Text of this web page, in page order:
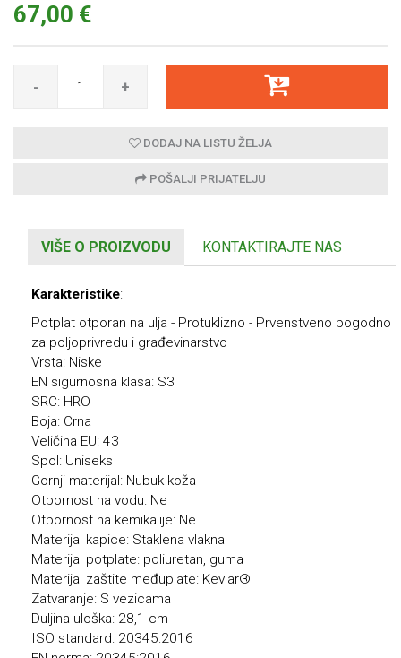
67,00 €
- +
DODAJ NA LISTU ŽELJA
POŠALJI PRIJATELJU
VIŠE O PROIZVODU KONTAKTIRAJTE NAS
Karakteristike:
Potplat otporan na ulja - Protuklizno - Prvenstveno pogodno
za poljoprivredu i građevinarstvo
Vrsta: Niske
EN sigurnosna klasa: S3
SRC: HRO
Boja: Crna
Veličina EU: 43
Spol: Uniseks
Gornji materijal: Nubuk koža
Otpornost na vodu: Ne
Otpornost na kemikalije: Ne
Materijal kapice: Staklena vlakna
Materijal potplate: poliuretan, guma
Materijal zaštite međuplate: Kevlar®
Zatvaranje: S vezicama
Duljina uloška: 28,1 cm
ISO standard: 20345:2016